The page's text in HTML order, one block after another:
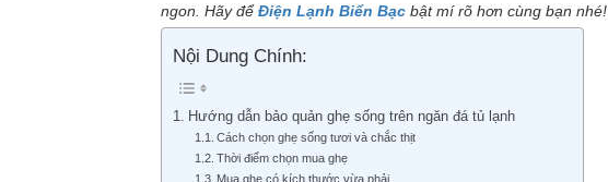
ngon. Hãy đểĐiện Lạnh Biển Bạc bật mí rõ hơn cùng bạn nhé!
Nội Dung Chính:
Hướng dẫn bảo quản ghẹ sống trên ngăn đá tủ lạnh
Cách chọn ghẹ sống tươi và chắc thịt
Thời điểm chọn mua ghẹ
Mua ghẹ có kích thước vừa phải